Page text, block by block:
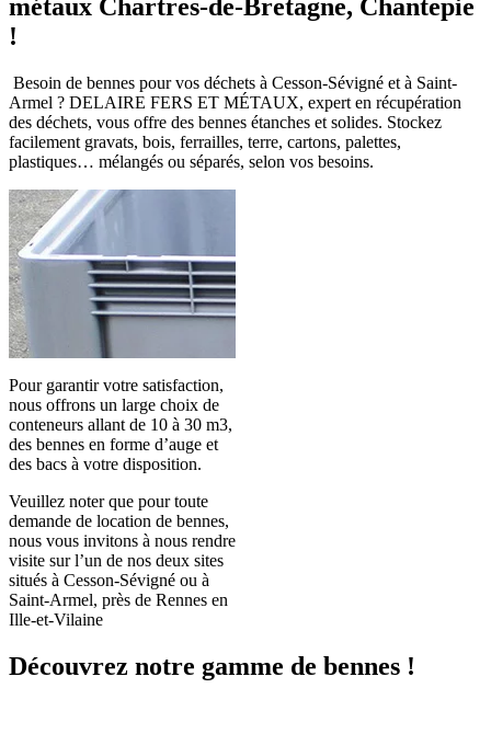
métaux Chartres-de-Bretagne, Chantepie
!
Besoin de bennes pour vos déchets à Cesson-Sévigné et à Saint-
Armel ? DELAIRE FERS ET MÉTAUX, expert en récupération
des déchets, vous offre des bennes étanches et solides. Stockez
facilement gravats, bois, ferrailles, terre, cartons, palettes,
plastiques… mélangés ou séparés, selon vos besoins.
Pour garantir votre satisfaction,
nous offrons un large choix de
conteneurs allant de 10 à 30 m3,
des bennes en forme d’auge et
des bacs à votre disposition.
Veuillez noter que pour toute
demande de location de bennes,
nous vous invitons à nous rendre
visite sur l’un de nos deux sites
situés à Cesson-Sévigné ou à
Saint-Armel, près de Rennes en
Ille-et-Vilaine
Découvrez notre gamme de bennes !